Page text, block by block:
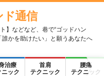
ド通信
】などなど、巷で“ゴッドハン
誰かを助けたい」と願うあなたへ
治療
ニック
首肩
テクニック
腰痛
テクニック